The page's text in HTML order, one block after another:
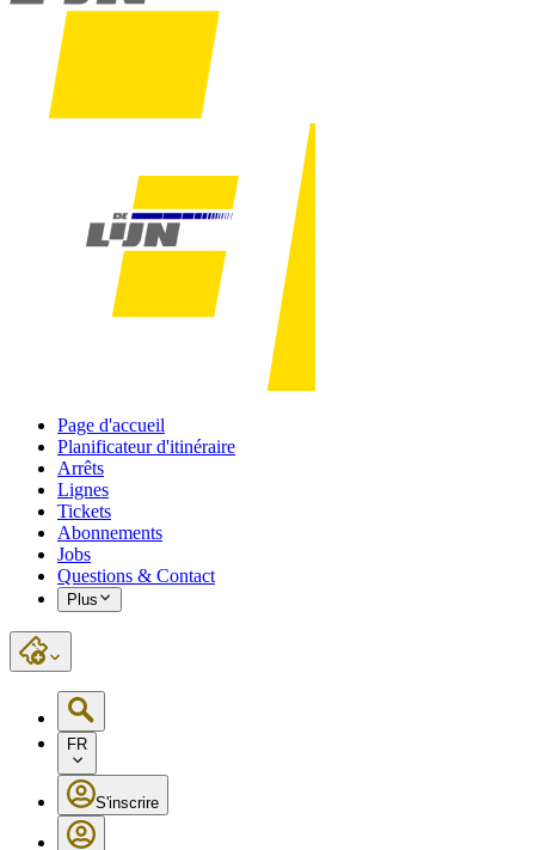
Page d'accueil
Planificateur d'itinéraire
Arrêts
Lignes
Tickets
Abonnements
Jobs
Questions & Contact
Plus
FR
S'inscrire